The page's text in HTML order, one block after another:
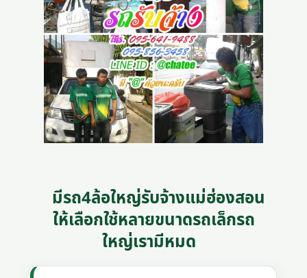
มีรถ4ล้อใหญ่รับจ้างแม่ฮ่องสอน
ให้เลือกใช้หลายขนาดรถเล็กรถ
ใหญ่เรามีหมด